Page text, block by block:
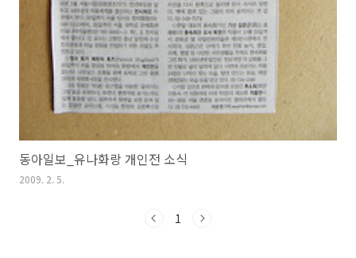
동아일보_유나화랑 개인전 소식
2009. 2. 5.
1